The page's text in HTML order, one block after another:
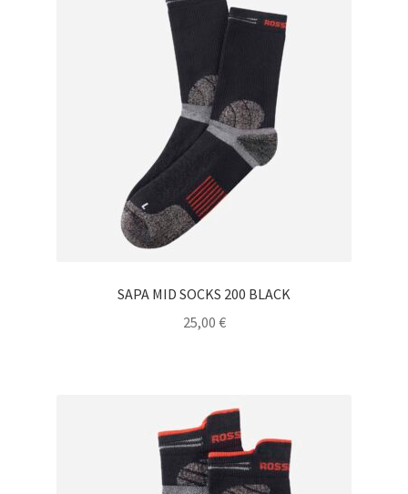
SAPA MID SOCKS 200 BLACK
25,00 €
plusieurs
variations.
Les